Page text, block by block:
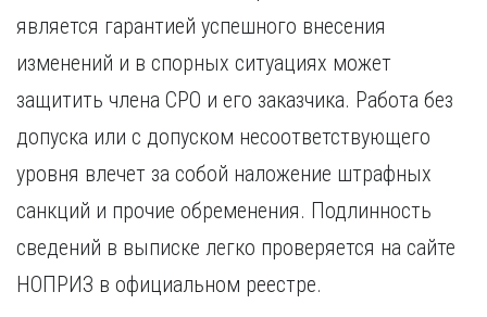
является гарантией успешного внесения
изменений и в спорных ситуациях может
защитить члена СРО и его заказчика. Работа без
допуска или с допуском несоответствующего
уровня влечет за собой наложение штрафных
санкций и прочие обременения. Подлинность
сведений в выписке легко проверяется на сайте
НОПРИЗ в официальном реестре.